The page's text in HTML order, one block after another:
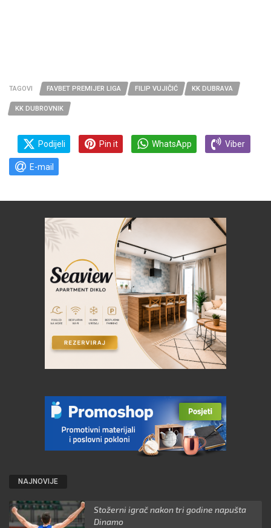
TAGOVI FAVBET PREMIJER LIGA FILIP VUJIČIĆ KK DUBRAVA
KK DUBROVNIK
Podijeli Pin it WhatsApp Viber
E-mail
NAJNOVIJE
Stožerni igrač nakon tri godine napušta
Dinamo